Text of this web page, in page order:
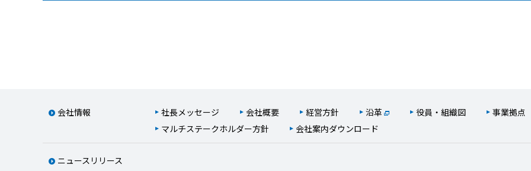
会社情報 社長メッセージ 会社概要 経営方針 沿革 役員・組織図
事業拠点
マルチステークホルダー方針
会社案内ダウンロード
ニュースリリース